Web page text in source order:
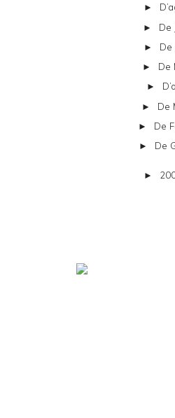
►
► De
► De
► De
►
► De
► De
► De
►